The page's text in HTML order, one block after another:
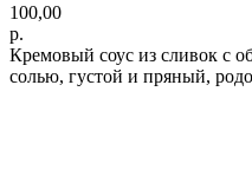
100,00
р.
Кремовый соус из сливок с
солью, густой и пряный,